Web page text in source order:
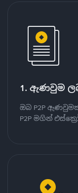
1. ඇණවුම
ඔබ P2P
P2P මගින්